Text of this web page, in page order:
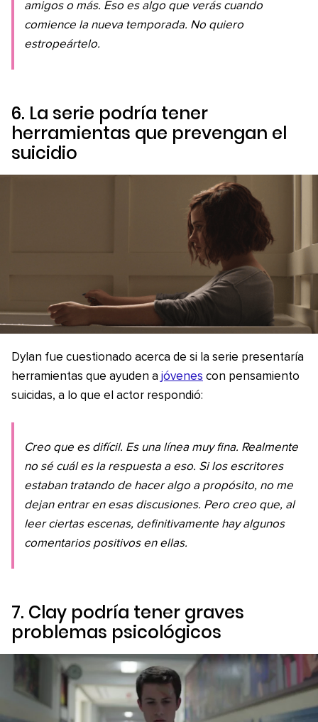
amigos o más. Eso es algo que verás cuando
comience la nueva temporada. No quiero
estropeártelo.
6. La serie podría tener
herramientas que prevengan el
suicidio
Dylan fue cuestionado acerca de si la serie presentaría
herramientas que ayuden a jóvenes con pensamiento
suicidas, a lo que el actor respondió:
Creo que es difícil. Es una línea muy fina. Realmente
no sé cuál es la respuesta a eso. Si los escritores
estaban tratando de hacer algo a propósito, no me
dejan entrar en esas discusiones. Pero creo que, al
leer ciertas escenas, definitivamente hay algunos
comentarios positivos en ellas.
7. Clay podría tener graves
problemas psicológicos